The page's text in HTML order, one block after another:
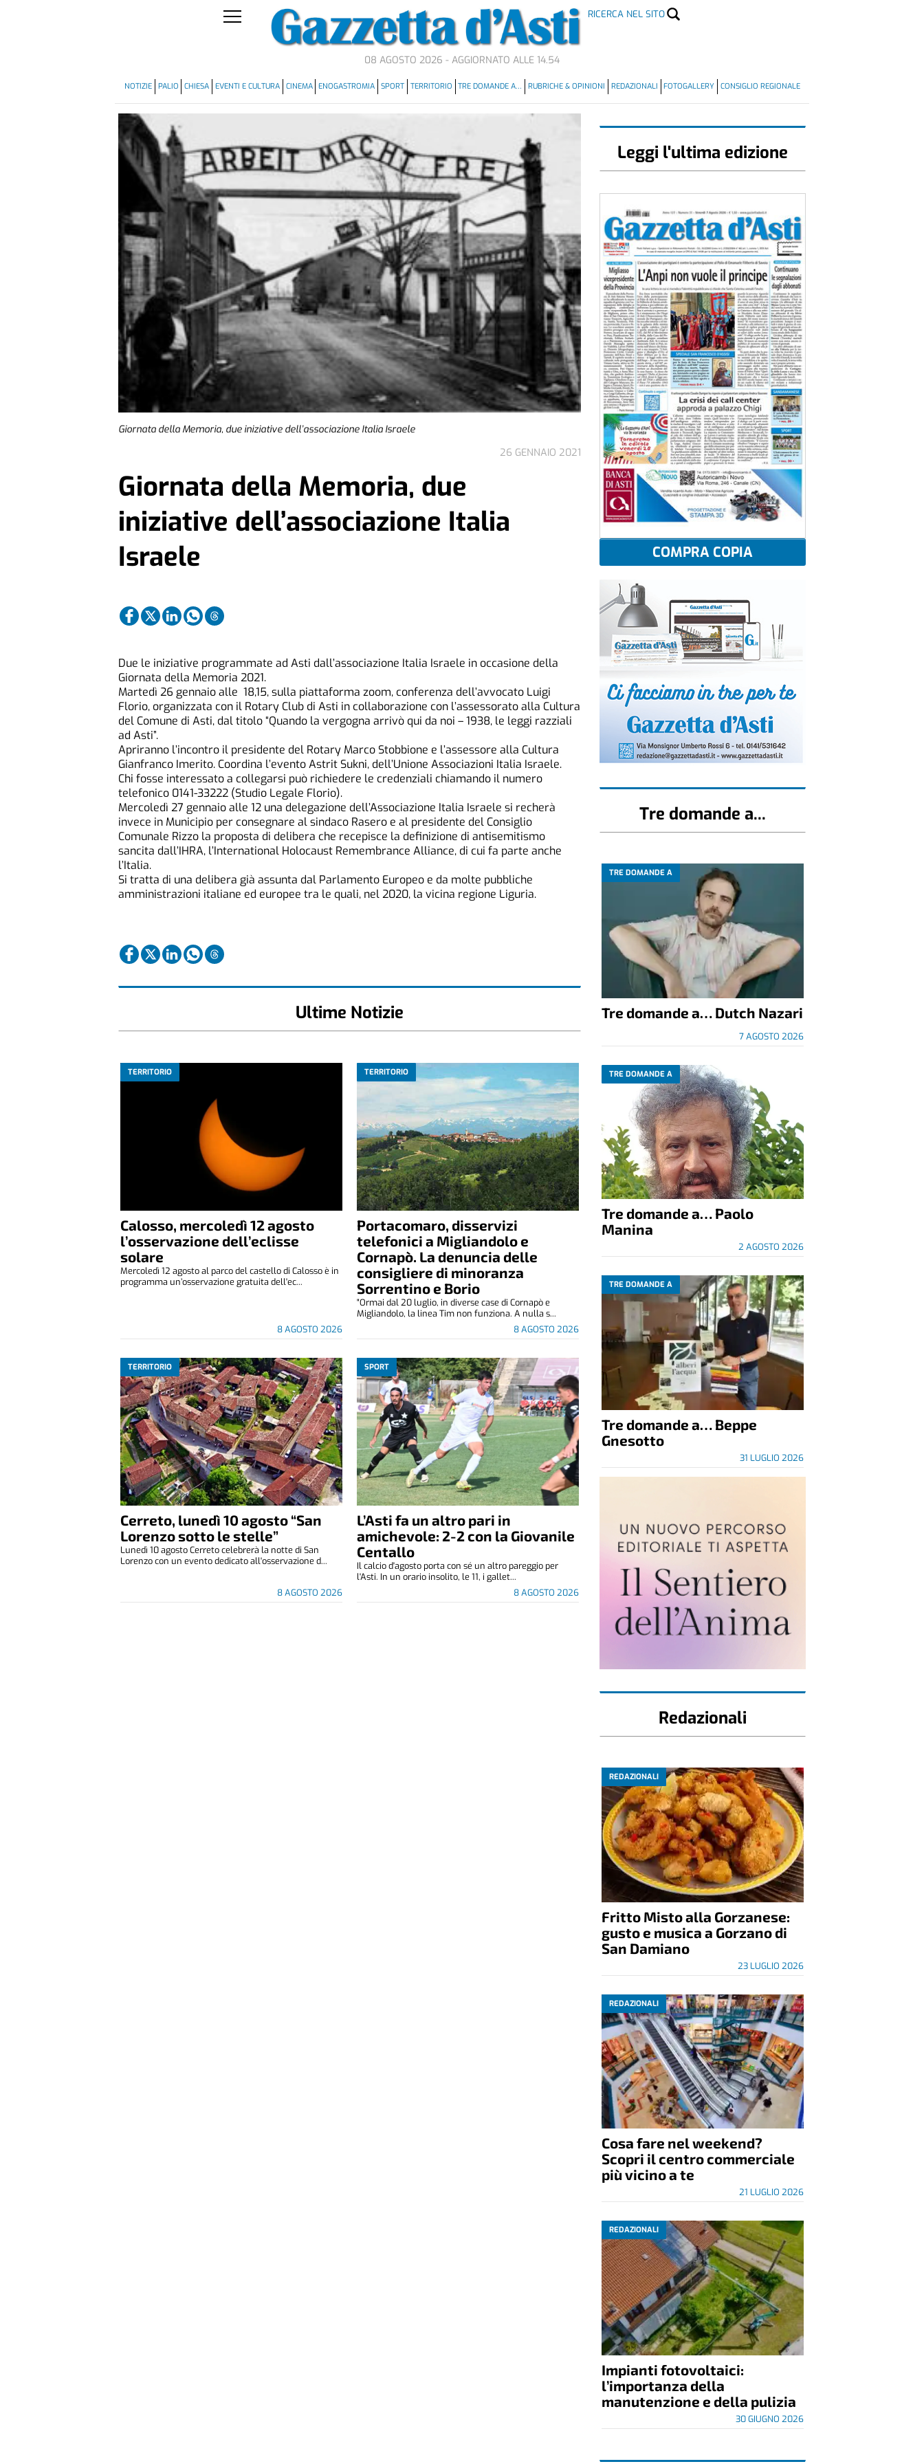
RICERCA NEL SITO
08 AGOSTO 2026 - AGGIORNATO ALLE 14.54
NOTIZIE PALIO CHIESA EVENTI E CULTURA CINEMA ENOGASTROMIA SPORT TERRITORIO TRE DOMANDE A… RUBRICHE & OPINIONI REDAZIONALI FOTOGALLERY CONSIGLIO REGIONALE
Giornata della Memoria, due iniziative dell’associazione Italia Israele
26 GENNAIO 2021
Giornata della Memoria, due
iniziative dell’associazione Italia
Israele
Due le iniziative programmate ad Asti dall’associazione Italia Israele in occasione della
Giornata della Memoria 2021.
Martedì 26 gennaio alle 18,15, sulla piattaforma zoom, conferenza dell’avvocato Luigi
Florio, organizzata con il Rotary Club di Asti in collaborazione con l’assessorato alla Cultura
del Comune di Asti, dal titolo “Quando la vergogna arrivò qui da noi – 1938, le leggi razziali
ad Asti”.
Apriranno l’incontro il presidente del Rotary Marco Stobbione e l’assessore alla Cultura
Gianfranco Imerito. Coordina l’evento Astrit Sukni, dell’Unione Associazioni Italia Israele.
Chi fosse interessato a collegarsi può richiedere le credenziali chiamando il numero
telefonico 0141-33222 (Studio Legale Florio).
Mercoledì 27 gennaio alle 12 una delegazione dell’Associazione Italia Israele si recherà
invece in Municipio per consegnare al sindaco Rasero e al presidente del Consiglio
Comunale Rizzo la proposta di delibera che recepisce la definizione di antisemitismo
sancita dall’IHRA, l’International Holocaust Remembrance Alliance, di cui fa parte anche
l’Italia.
Si tratta di una delibera già assunta dal Parlamento Europeo e da molte pubbliche
amministrazioni italiane ed europee tra le quali, nel 2020, la vicina regione Liguria.
Ultime Notizie
TERRITORIO
Calosso, mercoledì 12 agosto
l’osservazione dell’eclisse
solare
8 AGOSTO 2026
Mercoledì 12 agosto al parco del castello di Calosso è in
programma un’osservazione gratuita dell'ec...
TERRITORIO
Portacomaro, disservizi
telefonici a Migliandolo e
Cornapò. La denuncia delle
consigliere di minoranza
Sorrentino e Borio
8 AGOSTO 2026
"Ormai dal 20 luglio, in diverse case di Cornapò e
Migliandolo, la linea Tim non funziona. A nulla s...
TERRITORIO
Cerreto, lunedì 10 agosto “San
Lorenzo sotto le stelle”
8 AGOSTO 2026
Lunedì 10 agosto Cerreto celebrerà la notte di San
Lorenzo con un evento dedicato all'osservazione d...
SPORT
L’Asti fa un altro pari in
amichevole: 2-2 con la Giovanile
Centallo
8 AGOSTO 2026
Il calcio d'agosto porta con sé un altro pareggio per
l'Asti. In un orario insolito, le 11, i gallet...
Leggi l'ultima edizione
COMPRA COPIA
Tre domande a...
TRE DOMANDE A
Tre domande a… Dutch Nazari
7 AGOSTO 2026
TRE DOMANDE A
Tre domande a… Paolo
Manina
2 AGOSTO 2026
TRE DOMANDE A
Tre domande a… Beppe
Gnesotto
31 LUGLIO 2026
Redazionali
REDAZIONALI
Fritto Misto alla Gorzanese:
gusto e musica a Gorzano di
San Damiano
23 LUGLIO 2026
REDAZIONALI
Cosa fare nel weekend?
Scopri il centro commerciale
più vicino a te
21 LUGLIO 2026
REDAZIONALI
Impianti fotovoltaici:
l’importanza della
manutenzione e della pulizia
30 GIUGNO 2026